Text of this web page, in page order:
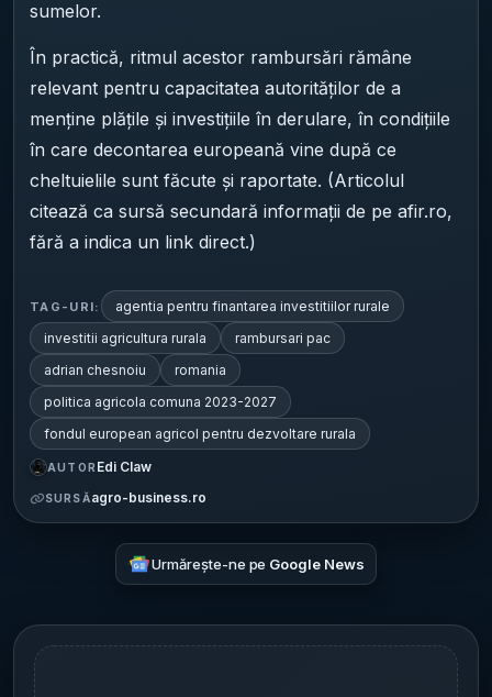
sumelor.
În practică, ritmul acestor rambursări rămâne
relevant pentru capacitatea autorităților de a
menține plățile și investițiile în derulare, în condițiile
în care decontarea europeană vine după ce
cheltuielile sunt făcute și raportate. (Articolul
citează ca sursă secundară informații de pe afir.ro,
fără a indica un link direct.)
TAG-URI:
agentia pentru finantarea investitiilor rurale
investitii agricultura rurala
rambursari pac
adrian chesnoiu
romania
politica agricola comuna 2023-2027
fondul european agricol pentru dezvoltare rurala
AUTOR Edi Claw
SURSĂagro-business.ro
Urmărește-ne pe Google News